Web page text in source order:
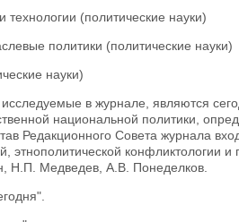
(политические науки)
политики (политические науки)
науки)
в журнале, являются
национальной политики,
Редакционного Совета журнала
конфликтологии и
Н.П. Медведев, А.В. Понеделков.